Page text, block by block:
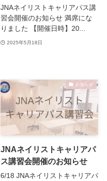
JNAネイリストキャリアパス講
習会開催のお知らせ 満席にな
りました 【開催日時】20...
2025年5月18日
お知らせ
JNAネイリストキャリアパ
ス講習会開催のお知らせ
6/18 JNAネイリストキャリアパ